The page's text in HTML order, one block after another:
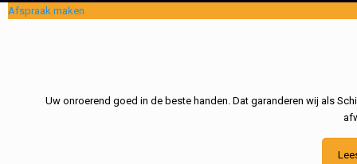
Afspraak maken
Uw onroerend goed in de beste handen. Dat garanderen wij als